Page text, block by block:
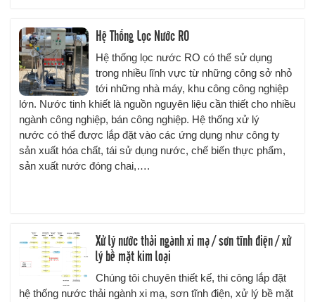
Hệ Thống Lọc Nước RO
Hệ thống lọc nước RO có thể sử dụng
trong nhiều lĩnh vực từ những công sở nhỏ
tới những nhà máy, khu công công nghiệp
lớn. Nước tinh khiết là nguồn nguyên liệu cần thiết cho nhiều
ngành công nghiệp, bán công nghiệp. Hệ thống xử lý
nước có thể được lắp đặt vào các ứng dụng như công ty
sản xuất hóa chất, tái sử dụng nước, chế biến thực phẩm,
sản xuất nước đóng chai,….
Xử lý nước thải ngành xi mạ / sơn tĩnh điện / xử
lý bề mặt kim loại
Chúng tôi chuyên thiết kế, thi công lắp đặt
hệ thống nước thải ngành xi mạ, sơn tĩnh điện, xử lý bề mặt